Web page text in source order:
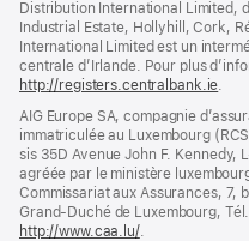
Distribution International Limited,
Industrial Estate, Hollyhill, Cork,
International Limited est un
centrale d’Irlande. Pour plus
http://registers.centralbank.ie
une
.
AIG Europe SA, compagnie
immatriculée au Luxembourg
sis 35D Avenue John F. Kennedy,
agréée par le ministère
Commissariat aux Assurances, 7,
Grand-Duché de Luxembourg,
http://www.caa.lu/(s’ouvre
.